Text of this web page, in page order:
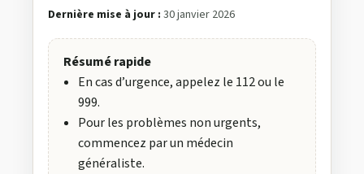
Dernière mise à jour : 30 janvier 2026
Résumé rapide
En cas d’urgence, appelez le 112 ou le
999.
Pour les problèmes non urgents,
commencez par un médecin
généraliste.